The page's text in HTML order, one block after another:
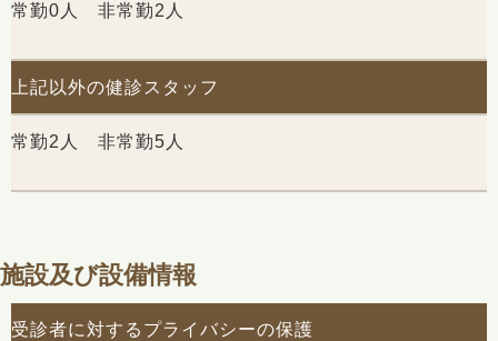
常勤0人 非常勤2人
上記以外の健診スタッフ
常勤2人 非常勤5人
施設及び設備情報
受診者に対するプライバシーの保護